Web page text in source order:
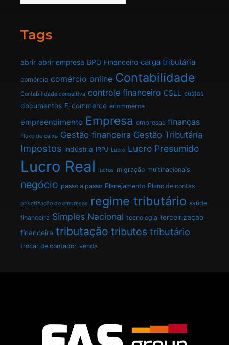
Tags
abrir abrir empresa BPO Financeiro carga tributária
comércio comércio online Contabilidade
Contabilidade consultiva controle financeiro CSLL custos
documentos E-commerce ecommerce
empreendimento Empresa empresas finanças
Fluxo de caixa Gestão financeira Gestão Tributária
Impostos indústria IRPJ Lucro Lucro Presumido
Lucro Real lucros migração multinacionais
negócio passo a passo Planejamento Plano de contas
privatização de empresas regime tributário saúde
financeira Simples Nacional tecnologia terceirização
financeira tributação tributos tributário
trocar de contador venda